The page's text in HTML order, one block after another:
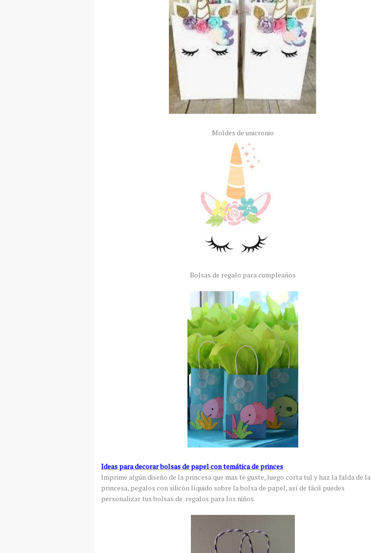
Moldes de unicronio
Bolsas de regalo para cumpleaños
Ideas para decorar bolsas de papel con temática de princes
Imprime algún diseño de la princesa que mas te guste, luego corta tul y haz la falda de la
princesa, pegalos con silicón líquido sobre la bolsa de papel, así de fácil puedes
personalizar tus bolsas de regalos para los niños.